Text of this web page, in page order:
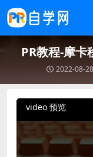
PR教程-摩卡
2022-08-28
video 预览